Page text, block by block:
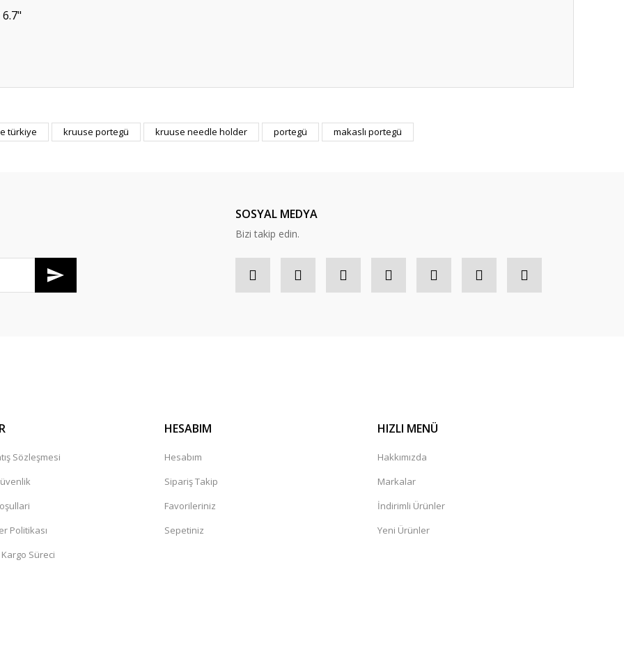
Bu ürüne ilk yorumu siz yapın!
türkiye kruuse portegü kruuse needle holder portegü makaslı portegü
SOSYAL MEDYA
Bizi takip edin.
Sözleşmesi
Politikası
Süreci
HESABIM
Hesabım
Sipariş Takip
Favorileriniz
Sepetiniz
HIZLI MENÜ
Hakkımızda
Markalar
İndirimli Ürünler
Yeni Ürünler